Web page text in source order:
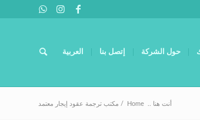
حول الشركة إتصل بنا العربية
أنت هنا .. Home
/ مكتب ترجمة عقود إيجار معتمد